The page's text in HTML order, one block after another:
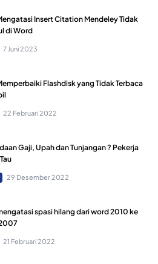
Insert Citation Mendeley Tidak
di Word
7 Juni 2023
Flashdisk yang Tidak Terbaca
22 Februari 2022
Gaji, Upah dan Tunjangan ? Pekerja
29 Desember 2022
spasi hilang dari word 2010 ke
21 Februari 2022